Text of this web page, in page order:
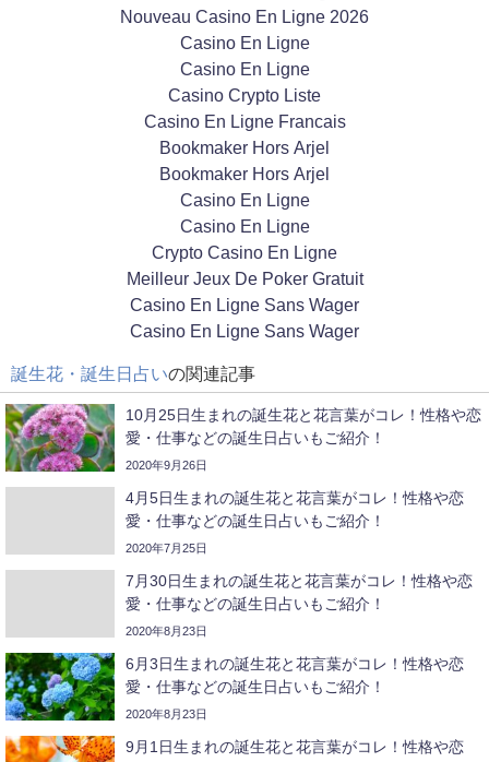
Nouveau Casino En Ligne 2026
Casino En Ligne
Casino En Ligne
Casino Crypto Liste
Casino En Ligne Francais
Bookmaker Hors Arjel
Bookmaker Hors Arjel
Casino En Ligne
Casino En Ligne
Crypto Casino En Ligne
Meilleur Jeux De Poker Gratuit
Casino En Ligne Sans Wager
Casino En Ligne Sans Wager
誕生花・誕生日占いの関連記事
10月25日生まれの誕生花と花言葉がコレ！性格や恋
愛・仕事などの誕生日占いもご紹介！
2020年9月26日
4月5日生まれの誕生花と花言葉がコレ！性格や恋
愛・仕事などの誕生日占いもご紹介！
2020年7月25日
7月30日生まれの誕生花と花言葉がコレ！性格や恋
愛・仕事などの誕生日占いもご紹介！
2020年8月23日
6月3日生まれの誕生花と花言葉がコレ！性格や恋
愛・仕事などの誕生日占いもご紹介！
2020年8月23日
9月1日生まれの誕生花と花言葉がコレ！性格や恋